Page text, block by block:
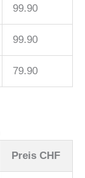
99.90
99.90
79.90
Preis CHF